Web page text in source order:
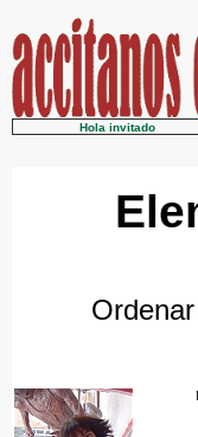
Hola invitado